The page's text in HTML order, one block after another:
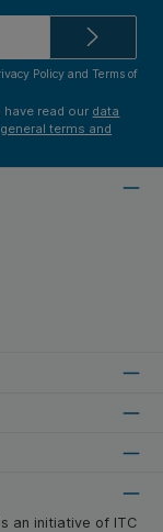
Policyand Terms of
read our data
general terms and
an initiative of ITC